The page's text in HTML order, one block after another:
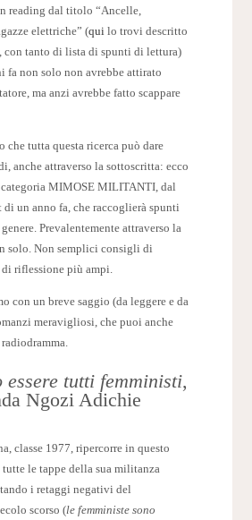
reading dal titolo “Ancelle,
elettriche” (qui lo trovi descritto
con tanto di lista di spunti di lettura)
fa non solo non avrebbe attirato
ma anzi avrebbe fatto scappare
che tutta questa ricerca può dare
anche attraverso la sottoscritta: ecco
categoria MIMOSE MILITANTI, dal
un anno fa, che raccoglierà spunti
Prevalentemente attraverso la
solo. Non semplici consigli di
riflessione più ampi.
con un breve saggio (da leggere e da
meravigliosi, che puoi anche
essere tutti femministi,
Ngozi Adichie
classe 1977, ripercorre in questo
le tappe della sua militanza
i retaggi negativi del
scorso (le femministe sono